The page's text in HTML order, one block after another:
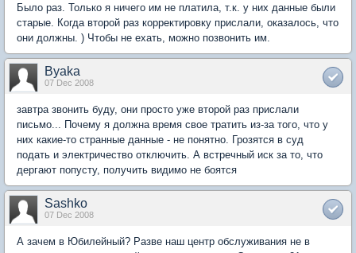
Было раз. Только я ничего им не платила, т.к. у них данные были
старые. Когда второй раз корректировку прислали, оказалось, что
они должны. ) Чтобы не ехать, можно позвонить им.
Byaka
07 Dec 2008
завтра звонить буду, они просто уже второй раз прислали
письмо... Почему я должна время свое тратить из-за того, что у
них какие-то странные данные - не понятно. Грозятся в суд
подать и электричество отключить. А встречный иск за то, что
дергают попусту, получить видимо не боятся
Sashko
07 Dec 2008
А зачем в Юбилейный? Разве наш центр обслуживания не в